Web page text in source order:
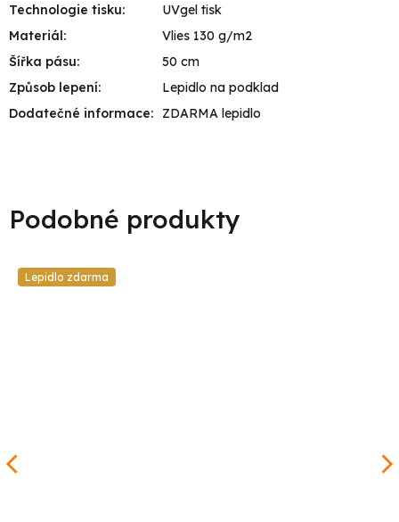
Technologie tisku:
UVgel tisk
Materiál:
Vlies 130 g/m2
Šířka pásu:
50 cm
Způsob lepení:
Lepidlo na podklad
Dodatečné informace: ZDARMA lepidlo
Lepidlo zdarma